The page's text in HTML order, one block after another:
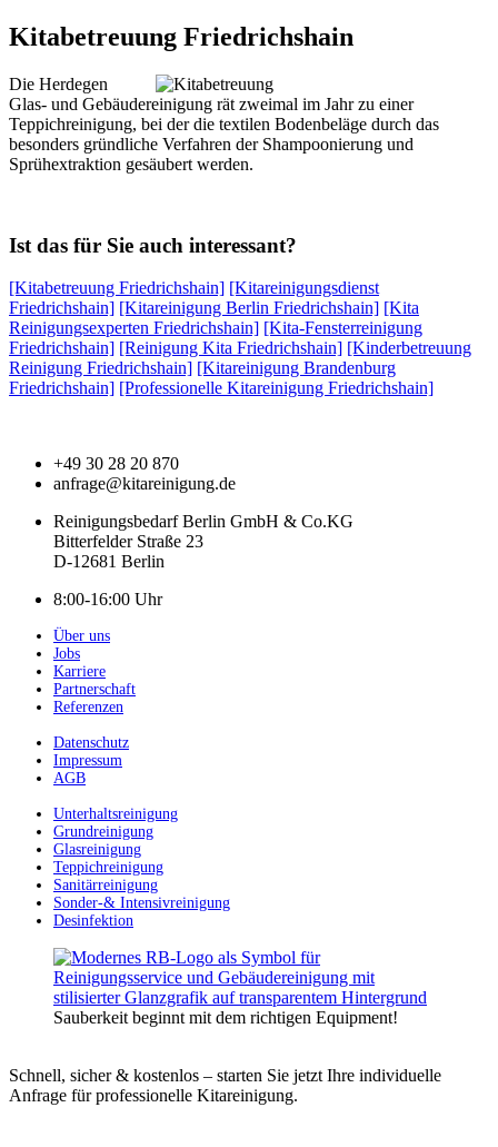
Kitabetreuung Friedrichshain
Die Herdegen
Glas- und Gebäudereinigung rät zweimal im Jahr zu einer
Teppichreinigung, bei der die textilen Bodenbeläge durch das
besonders gründliche Verfahren der Shampoonierung und
Sprühextraktion gesäubert werden.
Ist das für Sie auch interessant?
[Kitabetreuung Friedrichshain] [Kitareinigungsdienst
Friedrichshain] [Kitareinigung Berlin Friedrichshain] [Kita
Reinigungsexperten Friedrichshain] [Kita-Fensterreinigung
Friedrichshain] [Reinigung Kita Friedrichshain] [Kinderbetreuung
Reinigung Friedrichshain] [Kitareinigung Brandenburg
Friedrichshain] [Professionelle Kitareinigung Friedrichshain]
+49 30 28 20 870
anfrage@kitareinigung.de
Reinigungsbedarf Berlin GmbH & Co.KG
Bitterfelder Straße 23
D-12681 Berlin
8:00-16:00 Uhr
Über uns
Jobs
Karriere
Partnerschaft
Referenzen
Datenschutz
Impressum
AGB
Unterhaltsreinigung
Grundreinigung
Glasreinigung
Teppichreinigung
Sanitärreinigung
Sonder-& Intensivreinigung
Desinfektion
Sauberkeit beginnt mit dem richtigen Equipment!
Schnell, sicher & kostenlos – starten Sie jetzt Ihre individuelle
Anfrage für professionelle Kitareinigung.